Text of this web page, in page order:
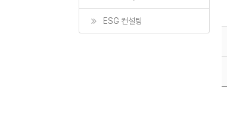
ESG 컨설팅